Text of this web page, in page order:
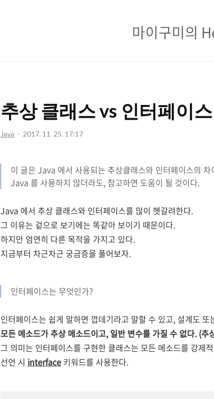
의
마이구미의
추상 클래스 vs 인터페이
Java 2017. 11. 25. 17:17
이 글은 Java 에서 사용되는 추상클래스와 인터페이스의
Java 를 사용하지 않더라도, 참고하면 도움이 될 것이다.
Java 에서 추상 클래스와 인터페이스를 많이 헷갈려한다.
그 이유는 겉으로 보기에는 똑같아 보이기 때문이다.
하지만 엄연히 다른 목적을 가지고 있다.
지금부터 차근차근 궁금증을 풀어보자.
인터페이스는 무엇인가?
인터페이스는 쉽게 말하면 껍데기라고 말할 수 있고, 설계도 또
모든 메소드가 추상 메소드이고, 일반 변수를 가질 수 없다. (추
그 의미는 인터페이스를 구현한 클래스는 모든 메소드를 강제
선언 시 interface 키워드를 사용한다.